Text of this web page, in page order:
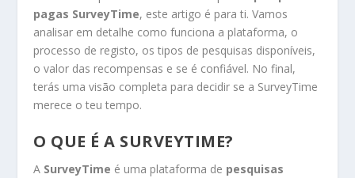
pagas SurveyTime, este artigo é para ti. Vamos
analisar em detalhe como funciona a plataforma, o
processo de registo, os tipos de pesquisas disponíveis,
o valor das recompensas e se é confiável. No final,
terás uma visão completa para decidir se a SurveyTime
merece o teu tempo.
O QUE É A SURVEYTIME?
A SurveyTime é uma plataforma de pesquisas